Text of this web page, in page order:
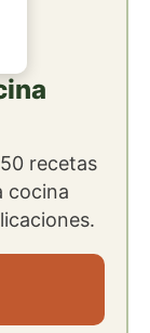
recetas
cocina